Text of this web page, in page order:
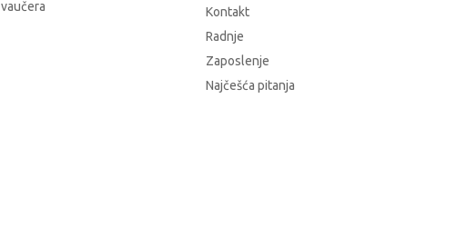
vaučera
Kontakt
Radnje
Zaposlenje
Najčešća pitanja